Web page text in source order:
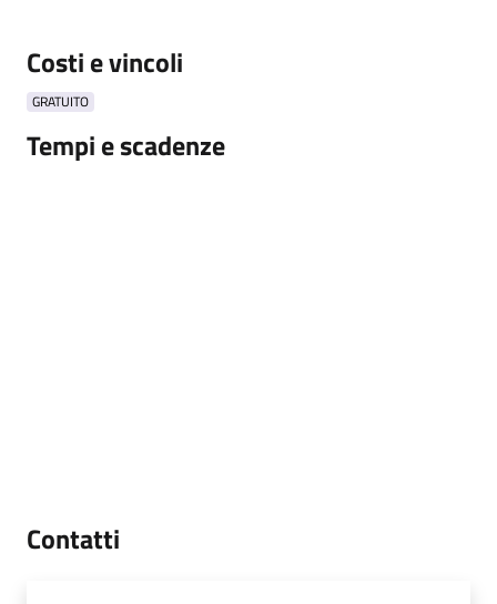
Costi e vincoli
GRATUITO
Tempi e scadenze
Contatti